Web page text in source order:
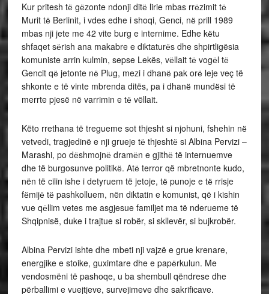
Kur pritesh tё gёzonte ndonji ditё lirie mbas rrёzimit tё
Murit tё Berlinit, i vdes edhe i shoqi, Genci, nё prill 1989
mbas nji jete me 42 vite burg e internime. Edhe kёtu
shfaqet sёrish ana makabre e diktaturёs dhe shpirtligësia
komuniste arrin kulmin, sepse Lekës, vёllait tё vogёl tё
Gencit qё jetonte nё Plug, mezi i dhanё pak orё leje veç të
shkonte e të vinte mbrenda ditës, pa i dhanё mundёsi të
merrte pjesë në varrimin e tё vëllait.
Këto rrethana të tregueme sot thjesht si njohuni, fshehin nё
vetvedi, tragjedinë e nji grueje tё thjeshtё si Albina Pervizi –
Marashi, po dёshmojnё dramёn e gjithё të internuemve
dhe të burgosunve politikё. Atё terror që mbretnonte kudo,
nën të cilin ishe i detyruem të jetoje, tё punoje e tё rrisje
fёmijё tё pashkolluem, nën diktatin e komunist, që i kishin
vue qёllim vetes me asgjesue familjet ma të nderueme të
Shqipnisë, duke i trajtue si robër, si skllevër, si bujkrobër.
Albina Pervizi ishte dhe mbeti nji vajzë e grue krenare,
energjike e stoike, guximtare dhe e papёrkulun. Me
vendosmëni të pashoqe, u ba shembull qëndrese dhe
përballimi e vuejtjeve, survejimeve dhe sakrificave.